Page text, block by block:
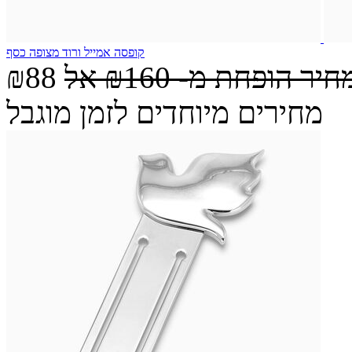
קופסה אמייל ורוד מצופה כסף
₪88 הופחת מ-₪160 אל
מחירים מיוחדים לזמן מוגבל